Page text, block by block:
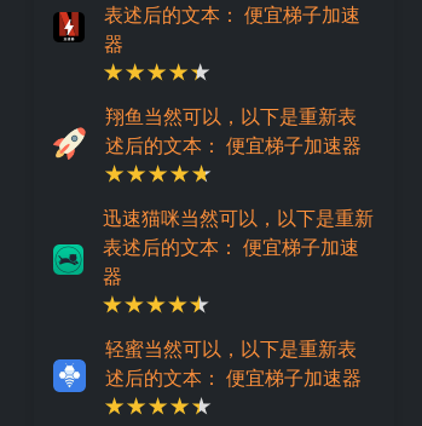
表述后的文本： 便宜梯子加速
器
翔鱼当然可以，以下是重新表
述后的文本： 便宜梯子加速器
迅速猫咪当然可以，以下是重新
表述后的文本： 便宜梯子加速
器
轻蜜当然可以，以下是重新表
述后的文本： 便宜梯子加速器